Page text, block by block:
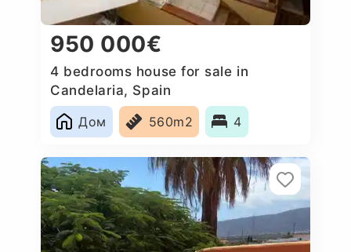
950 000€
4 bedrooms house for sale in
Candelaria, Spain
Дом
560m2 4